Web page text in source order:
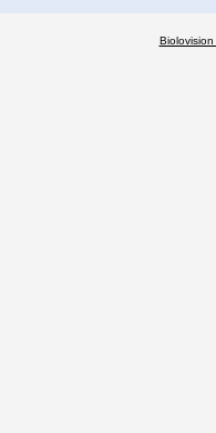
Biolovision